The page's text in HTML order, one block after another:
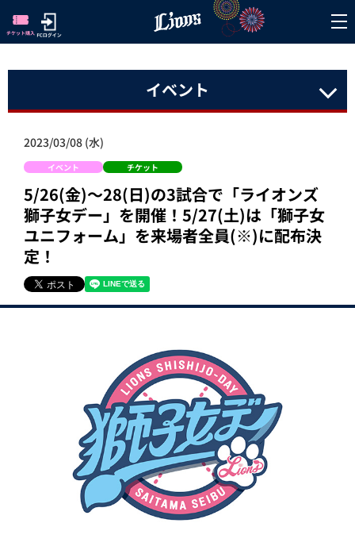
イベント
2023/03/08 (水)
イベント チケット
5/26(金)～28(日)の3試合で「ライオンズ
獅子女デー」を開催！5/27(土)は「獅子女
ユニフォーム」を来場者全員(※)に配布決
定！